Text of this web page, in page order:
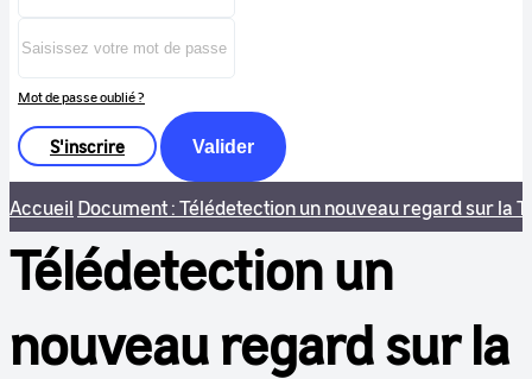
Mot de passe oublié ?
S'inscrire Valider
Accueil Document : Télédetection un nouveau regard sur la
Télédetection un
nouveau regard sur la